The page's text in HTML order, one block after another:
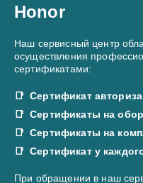
Honor
Наш сервисный центр
осуществления
сертификатами:
Сертификат
Сертификаты на
Сертификаты на
Сертификат у
При обращении в наш